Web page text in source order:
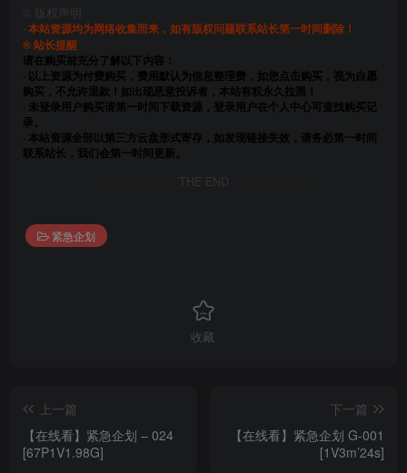
版权声明
· 本站资源均为网络收集而来，如有版权问题联系站长第一时间删除！
® 站长提醒
请在购买前充分了解以下内容：
· 以上资源为付费购买，费用默认为信息整理费，如您点击购买，视为自愿
购买，不允许退款！如出现恶意投诉者，本站有权永久拉黑！
· 未登录用户购买请第一时间下载资源，登录用户在个人中心可查找购买记
录。
· 本站资源全部以第三方云盘形式寄存，如发现链接失效，请务必第一时间
联系站长，我们会第一时间更新。
THE END
紧急企划
收藏
上一篇
【在线看】紧急企划 – 024
[67P1V1.98G]
下一篇
【在线看】紧急企划 G-001
[1V3m’24s]